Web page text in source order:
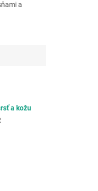
a
a kožu